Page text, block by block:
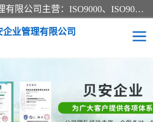
杭州贝安企业管理有限公司主营：ISO9000、ISO9000认证、ISO9001认证、ISO14000认证、ISO14001认证等系列企业认证服务。
企业管理有限公司
ISO13485认证
CCC认证